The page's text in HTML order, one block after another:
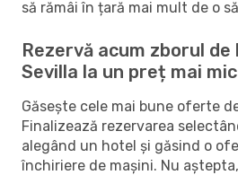
să rămâi în țară mai mult de o
Rezervă acum zborul de
Sevilla la un preț mai mic
Găsește cele mai bune oferte
Finalizează rezervarea
alegând un hotel și găsind o
închiriere de mașini. Nu